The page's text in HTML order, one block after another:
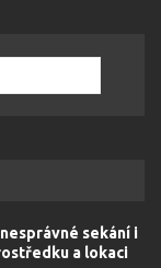
sekání i
a lokaci